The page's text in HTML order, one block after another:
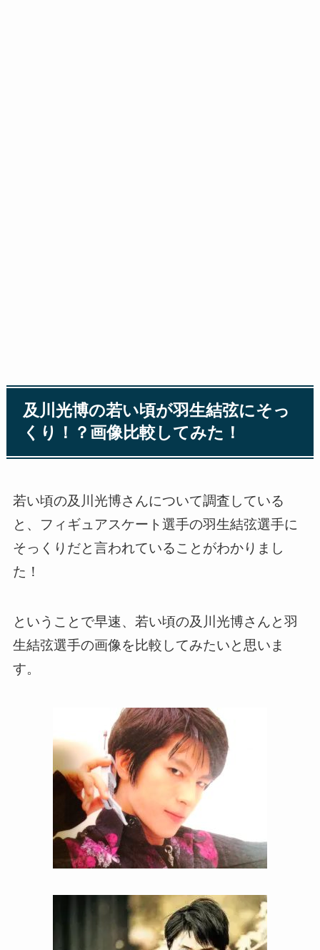
及川光博の若い頃が羽生結弦にそっ
くり！？画像比較してみた！
若い頃の及川光博さんについて調査している
と、フィギュアスケート選手の羽生結弦選手に
そっくりだと言われていることがわかりまし
た！
ということで早速、若い頃の及川光博さんと羽
生結弦選手の画像を比較してみたいと思いま
す。